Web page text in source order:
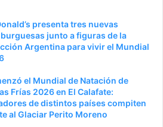
presenta tres nuevas
junto a figuras de la
Argentina para vivir el Mundial
el Mundial de Natación de
Frías 2026 en El Calafate:
de distintos países compiten
al Glaciar Perito Moreno